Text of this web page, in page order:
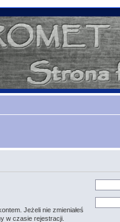
Jeżeli nie zmieniałeś
w czasie rejestracji.